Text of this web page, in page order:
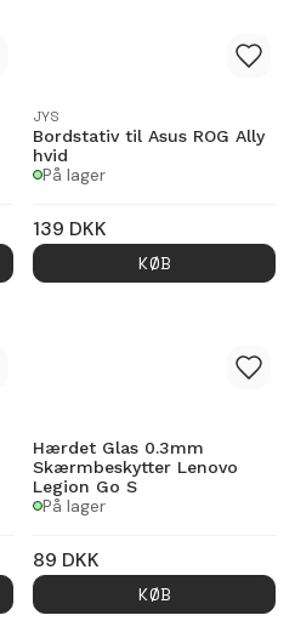
JYS
Bordstativ til Asus ROG Ally
hvid
På lager
139 DKK
KØB
Hærdet Glas 0.3mm
Skærmbeskytter Lenovo
Legion Go S
På lager
89 DKK
KØB